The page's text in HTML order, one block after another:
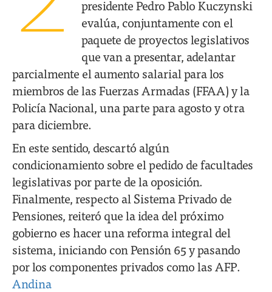
presidente Pedro Pablo Kuczynski
evalúa, conjuntamente con el
paquete de proyectos legislativos
que van a presentar, adelantar
parcialmente el aumento salarial para los
miembros de las Fuerzas Armadas (FFAA) y la
Policía Nacional, una parte para agosto y otra
para diciembre.
En este sentido, descartó algún
condicionamiento sobre el pedido de facultades
legislativas por parte de la oposición.
Finalmente, respecto al Sistema Privado de
Pensiones, reiteró que la idea del próximo
gobierno es hacer una reforma integral del
sistema, iniciando con Pensión 65 y pasando
por los componentes privados como las AFP.
Andina